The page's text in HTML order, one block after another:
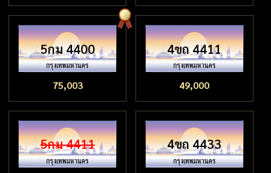
5กม 4400
75,003
4ขถ 4411
49,000
5กม 4411 4ขถ 4433